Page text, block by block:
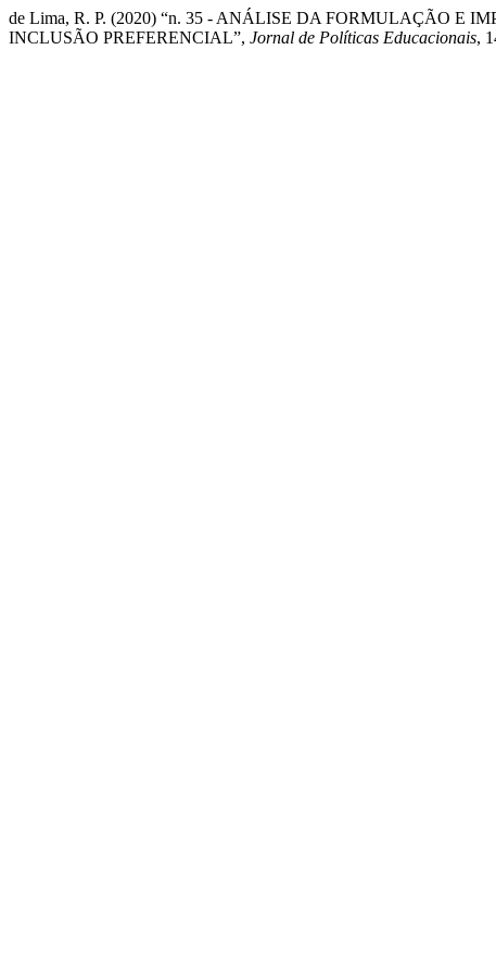
de Lima, R. P. (2020) “n. 35 - ANÁLISE DA FORMULAÇÃO E
INCLUSÃO PREFERENCIAL”, Jornal de Políticas Educacionais,